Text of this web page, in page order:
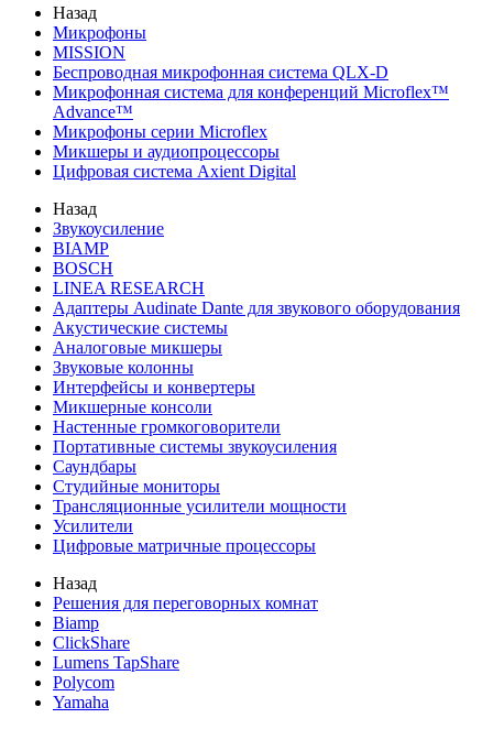
Назад
Микрофоны
MISSION
Беспроводная микрофонная система QLX-D
Микрофонная система для конференций Microflex™
Advance™
Микрофоны серии Microflex
Микшеры и аудиопроцессоры
Цифровая система Axient Digital
Назад
Звукоусиление
BIAMP
BOSCH
LINEA RESEARCH
Адаптеры Audinate Dante для звукового оборудования
Акустические системы
Аналоговые микшеры
Звуковые колонны
Интерфейсы и конвертеры
Микшерные консоли
Настенные громкоговорители
Портативные системы звукоусиления
Саундбары
Студийные мониторы
Трансляционные усилители мощности
Усилители
Цифровые матричные процессоры
Назад
Решения для переговорных комнат
Biamp
ClickShare
Lumens TapShare
Polycom
Yamaha